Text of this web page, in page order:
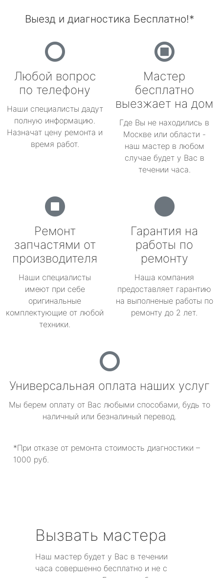
Выезд и диагностика Бесплатно!*
Любой вопрос
по телефону
Наши специалисты дадут
полную информацию.
Назначат цену ремонта и
время работ.
Мастер
бесплатно
выезжает на дом
Где Вы не находились в
Москве или области -
наш мастер в любом
случае будет у Вас в
течении часа.
Ремонт
запчастями от
производителя
Наши специалисты
имеют при себе
оригинальные
комплектующие от любой
техники.
Гарантия на
работы по
ремонту
Наша компания
предоставляет гарантию
на выполненые работы по
ремонту до 2 лет.
Универсальная оплата наших услуг
Мы берем оплату от Вас любыми способами, будь то
наличный или безналиный перевод.
*При отказе от ремонта стоимость диагностики –
1000 руб.
Вызвать мастера
Наш мастер будет у Вас в течении
часа совершенно бесплатно и не с